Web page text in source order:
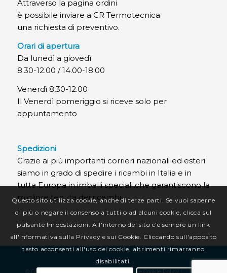
Attraverso la pagina ordini
è possibile inviare a CR Termotecnica
una richiesta di preventivo.
Orari di apertura
Da lunedì a giovedì
8.30-12.00 / 14.00-18.00
Venerdì 8,30-12.00
Il Venerdì pomeriggio si riceve solo per
appuntamento
Spedizioni
Grazie ai più importanti corrieri nazionali ed esteri
siamo in grado di spedire i ricambi in Italia e in
tutta Europa in imballi speciali che garantiscono la
migliore tenuta dei ricambi.
Questo sito utilizza cookie, anche di terze parti. Se vuoi saperne
di più o negare il consenso a tutti o ad alcuni cookie, clicca sul
pulsante Impostazioni. All'interno del sito c'è sempre un link
all'informativa sulla Privacy e sui Cookie. Cliccando sull'apposito
tasto acconsenti all'uso dei cookie, altrimenti rimarranno
disabilitati.